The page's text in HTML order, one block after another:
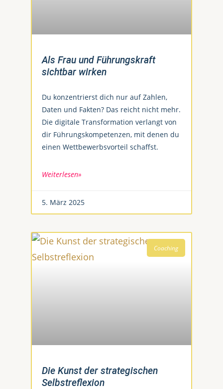
Als Frau und Führungskraft
sichtbar wirken
Du konzentrierst dich nur auf Zahlen,
Daten und Fakten? Das reicht nicht mehr.
Die digitale Transformation verlangt von
dir Führungskompetenzen, mit denen du
einen Wettbewerbsvorteil schaffst.
Weiterlesen»
5. März 2025
Coaching
Die Kunst der strategischen
Selbstreflexion